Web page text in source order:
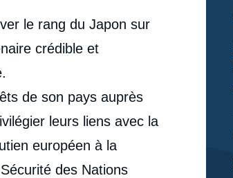
le rang du Japon sur
crédible et
de son pays auprès
leurs liens avec la
européen à la
des Nations